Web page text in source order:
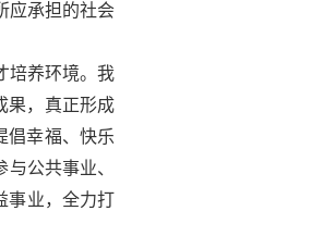
应承担的社会
培养环境。我
果，真正形成
倡幸福、快乐
公共事业、
事业，全力打